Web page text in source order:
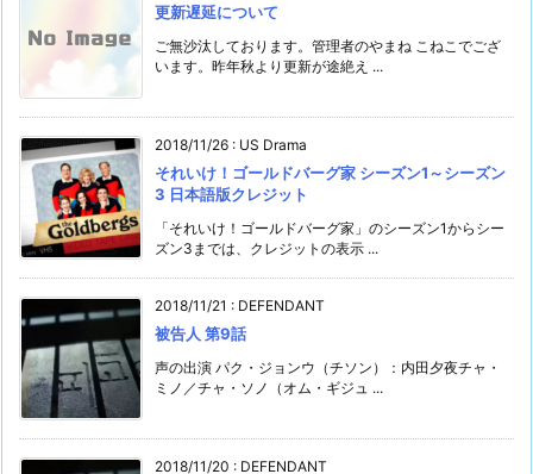
更新遅延について
ご無沙汰しております。管理者のやまね こねこでござ
います。昨年秋より更新が途絶え ...
2018/11/26 : US Drama
それいけ！ゴールドバーグ家 シーズン1～シーズン
3 日本語版クレジット
「それいけ！ゴールドバーグ家」のシーズン1からシー
ズン3までは、クレジットの表示 ...
2018/11/21 : DEFENDANT
被告人 第9話
声の出演 パク・ジョンウ（チソン）：内田夕夜チャ・
ミノ／チャ・ソノ（オム・ギジュ ...
2018/11/20 : DEFENDANT